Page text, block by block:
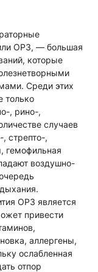
ОРЗ, — большая
которые
Среди этих
только
, рино-,
случаев
стрепто-,
гемофильная
воздушно-
ОРЗ является
привести
аллергены,
ослабленная
отпор